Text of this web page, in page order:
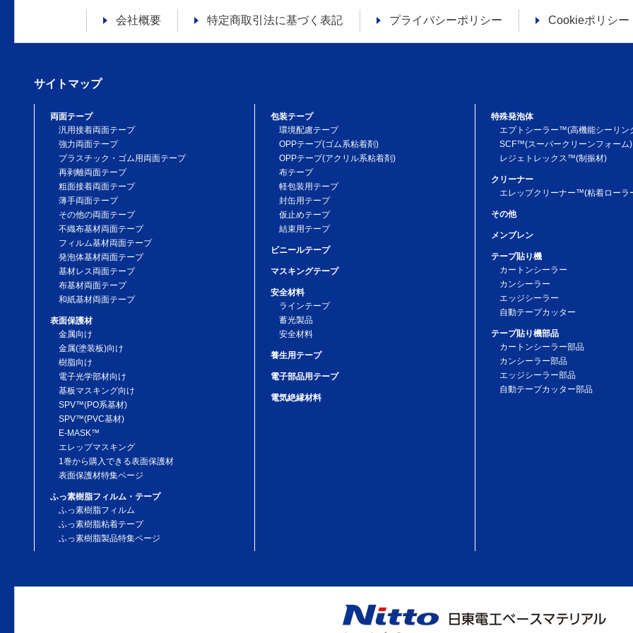
会社概要 特定商取引法に基づく表記 プライバシーポリシー Cookieポリシー
サイトマップ
両面テープ
汎用接着両面テープ
強力両面テープ
プラスチック・ゴム用両面テープ
再剥離両面テープ
粗面接着両面テープ
薄手両面テープ
その他の両面テープ
不織布基材両面テープ
フィルム基材両面テープ
発泡体基材両面テープ
基材レス両面テープ
布基材両面テープ
和紙基材両面テープ
表面保護材
金属向け
金属(塗装板)向け
樹脂向け
電子光学部材向け
基板マスキング向け
SPV™(PO系基材)
SPV™(PVC基材)
E-MASK™
エレップマスキング
1巻から購入できる表面保護材
表面保護材特集ページ
ふっ素樹脂フィルム・テープ
ふっ素樹脂フィルム
ふっ素樹脂粘着テープ
ふっ素樹脂製品特集ページ
包装テープ
環境配慮テープ
OPPテープ(ゴム系粘着剤)
OPPテープ(アクリル系粘着剤)
布テープ
軽包装用テープ
封缶用テープ
仮止めテープ
結束用テープ
ビニールテープ
マスキングテープ
安全材料
ラインテープ
蓄光製品
安全材料
養生用テープ
電子部品用テープ
電気絶縁材料
特殊発泡体
エプトシーラー™(高機能シーリン
SCF™(スーパークリーンフォーム)
レジェトレックス™(制振材)
クリーナー
エレップクリーナー™(粘着ローラ
その他
メンブレン
テープ貼り機
カートンシーラー
カンシーラー
エッジシーラー
自動テープカッター
テープ貼り機部品
カートンシーラー部品
カンシーラー部品
エッジシーラー部品
自動テープカッター部品